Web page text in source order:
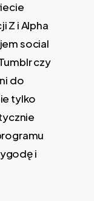
Z i Alpha
social
czy
do
tylko
i